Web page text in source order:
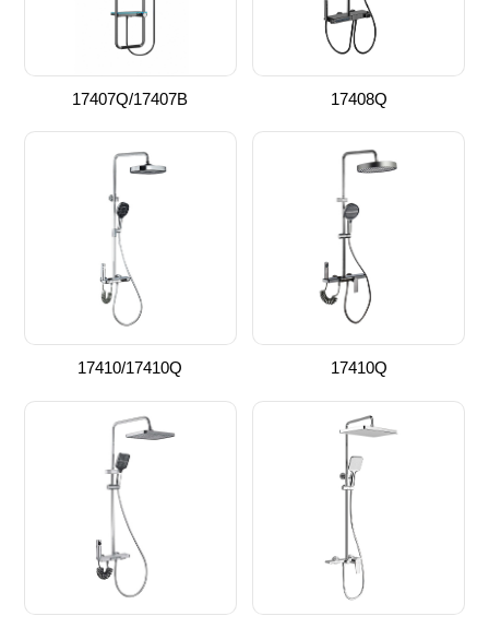
17407Q/17407B 17408Q
17410/17410Q 17410Q